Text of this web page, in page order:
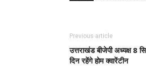
Previous article
उत्तराखंड बीजेपी अध्यक्ष 8
दिन रहेंगे होम क्वारेंटीन